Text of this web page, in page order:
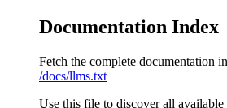
Documentation Index
Fetch the complete documentation
/docs/llms.txt
Use this file to discover all available